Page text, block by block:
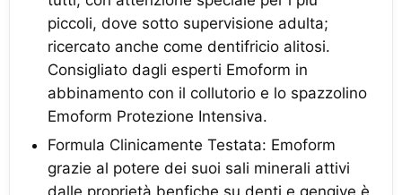
piccoli, dove sotto supervisione adulta;
ricercato anche come dentifricio alitosi.
Consigliato dagli esperti Emoform in
abbinamento con il collutorio e lo spazzolino
Emoform Protezione Intensiva.
Formula Clinicamente Testata: Emoform
grazie al potere dei suoi sali minerali attivi
dalle proprietà benfiche su denti e gengive è